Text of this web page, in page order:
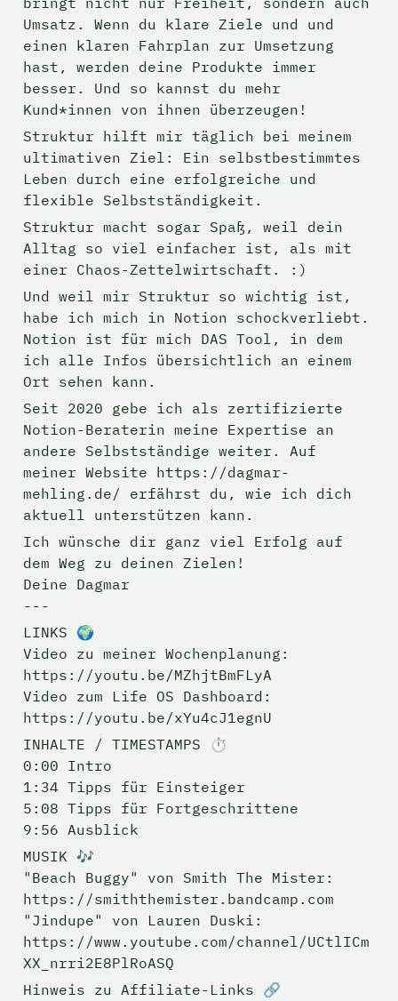
Umsatz. Wenn du klare Ziele und und
einen klaren Fahrplan zur Umsetzung
hast, werden deine Produkte immer
besser. Und so kannst du mehr
Kund*innen von ihnen überzeugen!
Struktur hilft mir täglich bei meinem
ultimativen Ziel: Ein selbstbestimmtes
Leben durch eine erfolgreiche und
flexible Selbstständigkeit.
Struktur macht sogar Spaß, weil dein
Alltag so viel einfacher ist, als mit
einer Chaos-Zettelwirtschaft. :)
Und weil mir Struktur so wichtig ist,
habe ich mich in Notion schockverliebt.
Notion ist für mich DAS Tool, in dem
ich alle Infos übersichtlich an einem
Ort sehen kann.
Seit 2020 gebe ich als zertifizierte
Notion-Beraterin meine Expertise an
andere Selbstständige weiter. Auf
meiner Website https://dagmar-
mehling.de/ erfährst du, wie ich dich
aktuell unterstützen kann.
Ich wünsche dir ganz viel Erfolg auf
dem Weg zu deinen Zielen!
Deine Dagmar
---
LINKS 🌍
Video zu meiner Wochenplanung:
https://youtu.be/MZhjtBmFLyA
Video zum Life OS Dashboard:
https://youtu.be/xYu4cJ1egnU
INHALTE / TIMESTAMPS ⏱️
0:00 Intro
1:34 Tipps für Einsteiger
5:08 Tipps für Fortgeschrittene
9:56 Ausblick
MUSIK 🎶
"Beach Buggy" von Smith The Mister:
https://smiththemister.bandcamp.com
"Jindupe" von Lauren Duski:
https://www.youtube.com/channel/UCtlICm
XX_nrri2E8PlRoASQ
Hinweis zu Affiliate-Links 🔗